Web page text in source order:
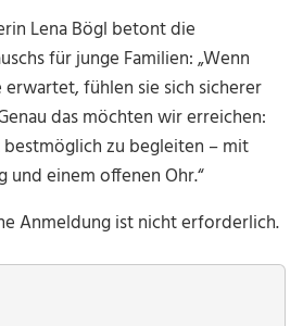
Lena Bögl betont die
für junge Familien: „Wenn
erwartet, fühlen sie sich sicherer
das möchten wir erreichen:
zu begleiten – mit
und einem offenen Ohr.“
Anmeldung ist nicht erforderlich.